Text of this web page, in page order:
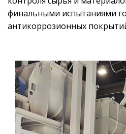
финальными испытаниями
антикоррозионных